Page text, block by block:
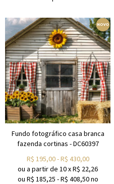
Fundo fotográfico casa branca
fazenda cortinas - DC60397
R$ 195,00-R$ 430,00
ou a partir de 10xR$ 22,26
ou R$ 185,25 -R$ 408,50no